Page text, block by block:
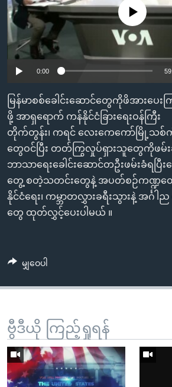
ရန်
ပင်မ
အ
ညွန်း
စာမျက်နှာ
ကျော်
ကြည့်
ရန်
ရှာဖွေ
ရန်
နေရာ
သို့
ကျော်
မကြေးမုံရဲ့ အင်္ဂလိပ်စာ
ရုပ်ရှင်ထဲက အင်္ဂလိပ်စာ
သုတပဒေသာ အင်္ဂလိပ်စာ
ရေဒီယို
တီဗွီ
ရေဒီယိုနှင့်ရုပ်သံ အချက်အလက်များ
ရေဒီယို/တီဗွီအစီအစဉ်
Learning English
ဘာသာစကားများ
No media source
0:00
မြန်မာစစ်ခေါင်းဆောင်တွေကိုဖိအားပေးက
ဖို့ အာရှရောက် ကန်နိုင်ငံခြားရေးဝန်ကြီး
တိုက်တွန်း၊ ကရင် လေးကေကော်မြို့သစ်
တွေဝင်ပြီး တတ်ကြွလှုပ်ရှားသူတွေကိုဖမ်
ဘာသာရေးခေါင်းဆောင်တဦးဖမ်းခံရပြီး
တွေ့ စတဲ့သတင်းတွေနဲ့ အပတ်စဉ်ကဏ္ဍတွ
နိုင်ငံရေး၊ ကမ္ဘာတလွှားခရီးသွားနဲ့ အင်္ဂ
တွေ ထုတ်လွှင့်ပေးပါမယ် ။
မျှဝေပါ
ဗွီဒီယို ကြည့်ရှုရန်